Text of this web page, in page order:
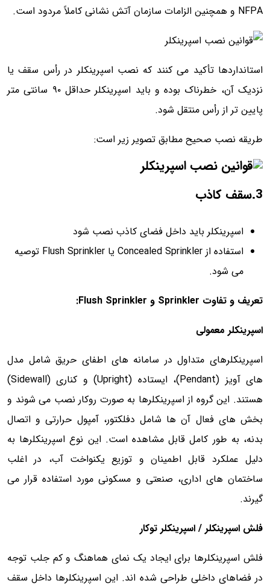
NFPA و همچنین الزامات سازمان آتش نشانی کاملاً مردود است.
استانداردها تأکید می کنند که نصب اسپرینکلر در رأس سقف یا
نزدیک آن، خطرناک بوده و باید اسپرینکلر حداقل ۹۰ سانتی متر
پایین تر از رأس منتقل شود.
طریقه نصب صحیح مطابق تصویر زیر است:
3.سقف کاذب
اسپرینکلر باید داخل فضای کاذب نصب شود
استفاده از Concealed Sprinkler یا Flush Sprinkler توصیه
می شود.
تعریف و تفاوت Sprinkler و Flush Sprinkler:
اسپرینکلر معمولی
اسپرینکلرهای متداول در سامانه های اطفای حریق شامل مدل
های آویز (Pendant)، ایستاده (Upright) و کناری (Sidewall)
هستند. این گروه از اسپرینکلرها به صورت روکار نصب می شوند و
بخش های فعال آن ها شامل دفلکتور، آمپول حرارتی و اتصال
بدنه، به طور کامل قابل مشاهده است. این نوع اسپرینکلرها به
دلیل عملکرد قابل اطمینان و توزیع یکنواخت آب، در اغلب
ساختمان های اداری، صنعتی و مسکونی مورد استفاده قرار می
گیرند.
فلش اسپرینکلر / اسپرینکلر توکار
فلش اسپرینکلرها برای ایجاد یک نمای هماهنگ و کم جلب توجه
در فضاهای داخلی طراحی شده اند. این اسپرینکلرها داخل سقف